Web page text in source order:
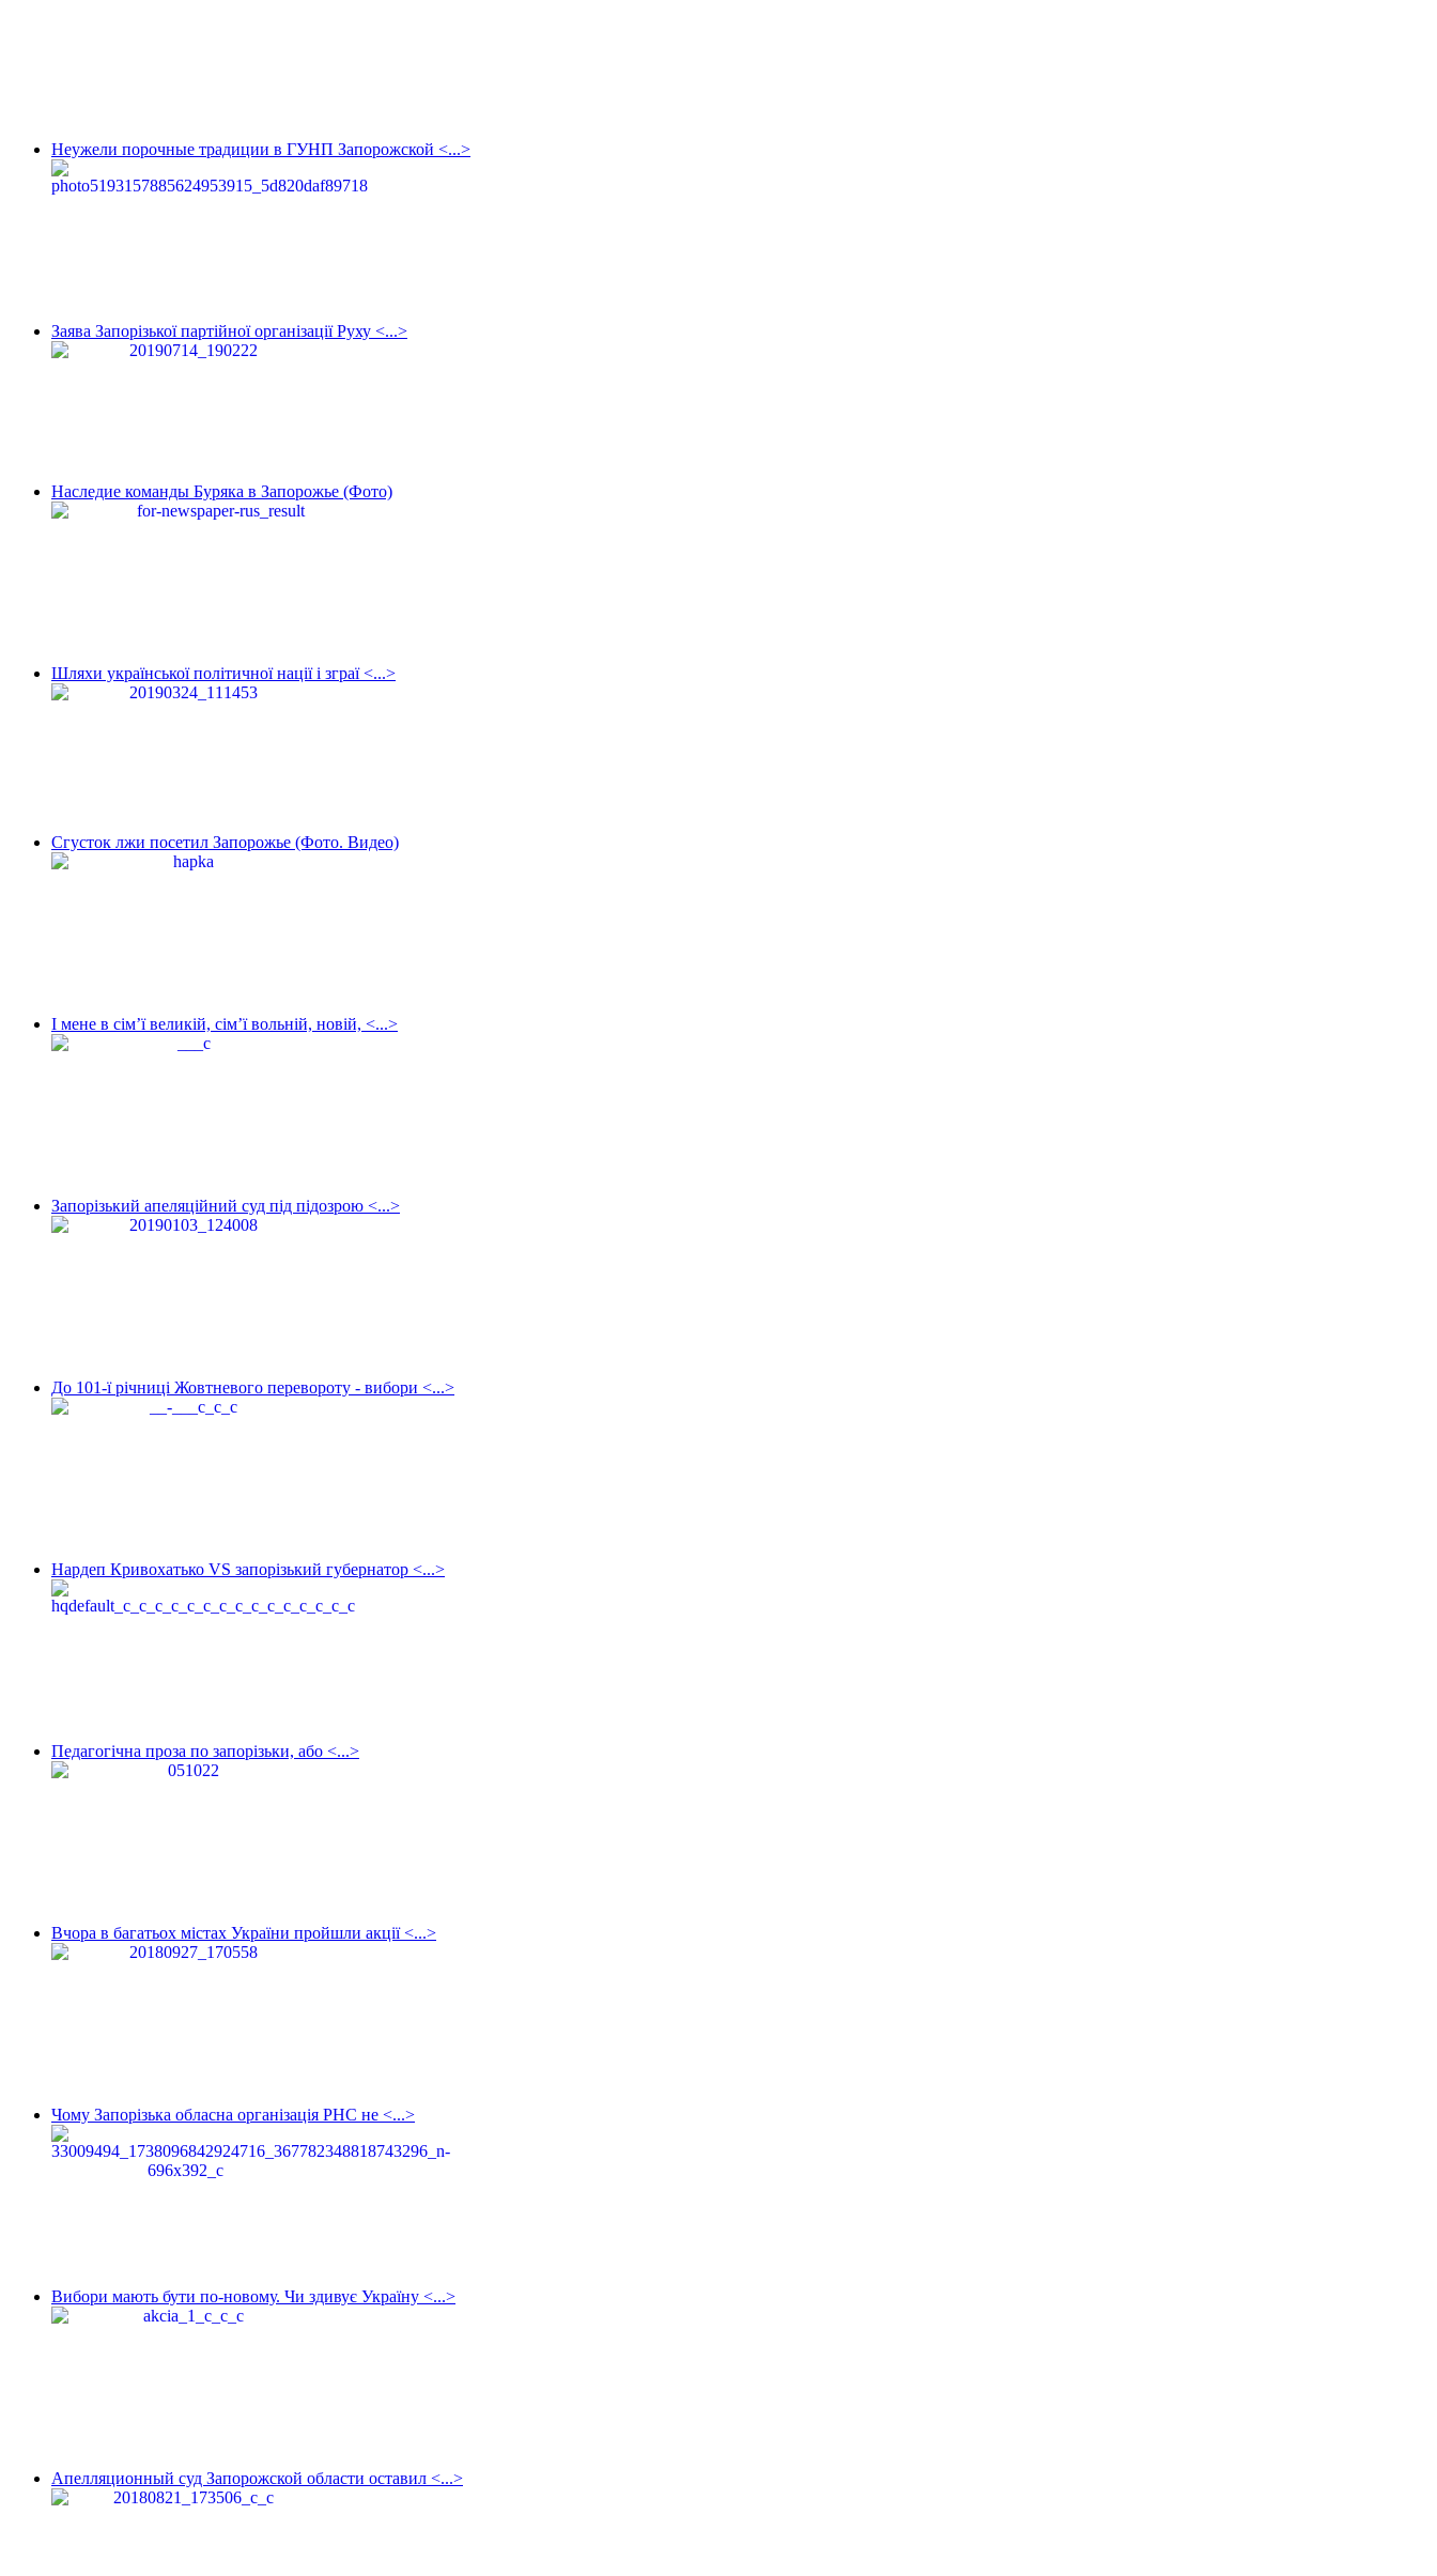
Неужели порочные традиции в ГУНП Запорожской <...>
Заява Запорізької партійної організації Руху <...>
Наследие команды Буряка в Запорожье (Фото)
Шляхи української політичної нації і зграї <...>
Сгусток лжи посетил Запорожье (Фото. Видео)
І мене в сім’ї великій, сім’ї вольній, новій, <...>
Запорізький апеляційний суд під підозрою <...>
До 101-ї річниці Жовтневого перевороту - вибори <...>
Нардеп Кривохатько VS запорізький губернатор <...>
Педагогічна проза по запорізьки, або <...>
Вчора в багатьох містах України пройшли акції <...>
Чому Запорізька обласна організація РНС не <...>
Вибори мають бути по-новому. Чи здивує Україну <...>
Апелляционный суд Запорожской области оставил <...>